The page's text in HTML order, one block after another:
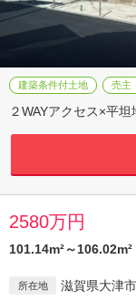
建築条件付土地 売主
２WAYアクセス×平
2580万円
101.14m²～
所在地 滋賀県大津